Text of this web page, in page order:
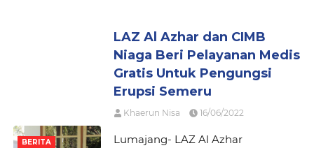
BERITA
LAZ Al Azhar dan CIMB
Niaga Beri Pelayanan Medis
Gratis Untuk Pengungsi
Erupsi Semeru
Khaerun Nisa 16/06/2022
Lumajang- LAZ Al Azhar